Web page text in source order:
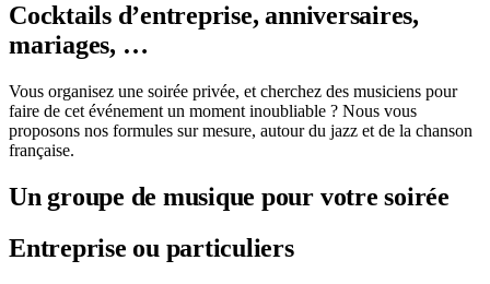
Cocktails d’entreprise, anniversaires,
mariages, …
Vous organisez une soirée privée, et cherchez des musiciens pour
faire de cet événement un moment inoubliable ? Nous vous
proposons nos formules sur mesure, autour du jazz et de la chanson
française.
Un groupe de musique pour votre soirée
Entreprise ou particuliers